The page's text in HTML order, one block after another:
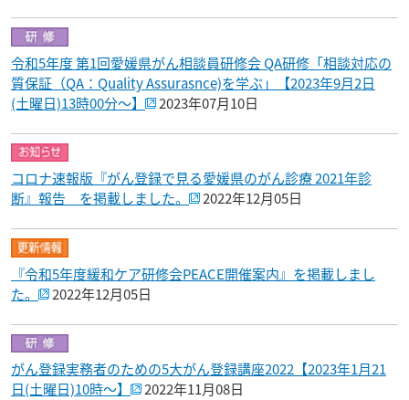
令和5年度 第1回愛媛県がん相談員研修会 QA研修「相談対応の
質保証（QA：Quality Assurasnce)を学ぶ」【2023年9月2日
(土曜日)13時00分～】
2023年07月10日
コロナ速報版『がん登録で見る愛媛県のがん診療 2021年診
断』報告 を掲載しました。
2022年12月05日
『令和5年度緩和ケア研修会PEACE開催案内』を掲載しまし
た。
2022年12月05日
がん登録実務者のための5大がん登録講座2022【2023年1月21
日(土曜日)10時～】
2022年11月08日